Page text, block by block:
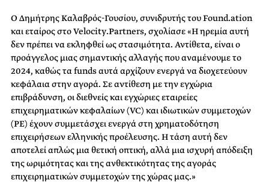
O Δημήτρης Καλαβρός-Γουσίου, συνιδρυτής του Found.ation
και εταίρος στο Velocity.Partners, σχολίασε «Η ηρεμία αυτή
δεν πρέπει να εκληφθεί ως στασιμότητα. Αντίθετα, είναι ο
προάγγελος μιας σημαντικής αλλαγής που αναμένουμε το
2024, καθώς τα funds αυτά αρχίζουν ενεργά να διοχετεύουν
κεφάλαια στην αγορά. Σε αντίθεση με την εγχώρια
επιβράδυνση, οι διεθνείς και εγχώριες εταιρείες
επιχειρηματικών κεφαλαίων (VC) και ιδιωτικών συμμετοχών
(PE) έχουν συμμετάσχει ενεργά στη χρηματοδότηση
επιχειρήσεων ελληνικής προέλευσης. Η τάση αυτή δεν
αποτελεί απλώς μια θετική οπτική, αλλά μια ισχυρή απόδειξη
της ωριμότητας και της ανθεκτικότητας της αγοράς
επιχειρηματικών συμμετοχών της χώρας μας.»